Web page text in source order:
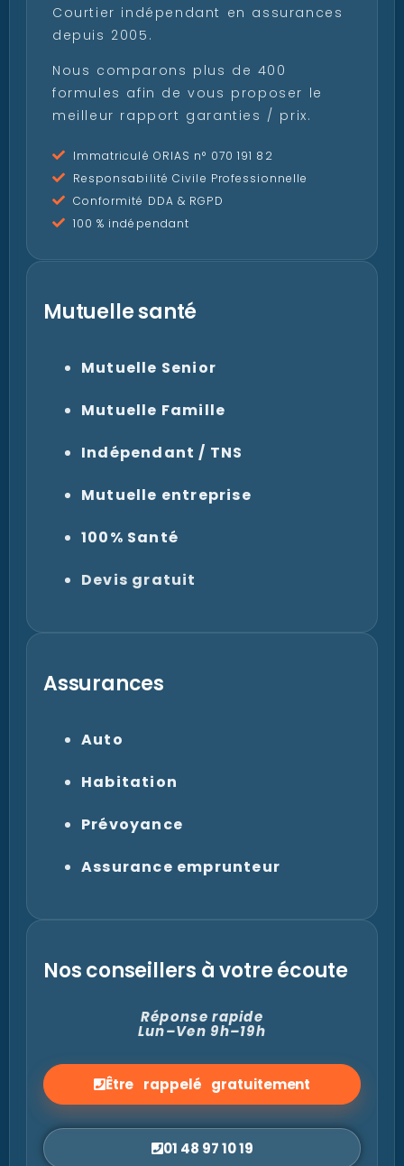
Courtier indépendant en assurances
depuis 2005.
Nous comparons plus de 400
formules afin de vous proposer le
meilleur rapport garanties / prix.
Immatriculé ORIAS n° 070 191 82
Responsabilité Civile Professionnelle
Conformité DDA & RGPD
100 % indépendant
Mutuelle santé
Mutuelle Senior
Mutuelle Famille
Indépendant / TNS
Mutuelle entreprise
100% Santé
Devis gratuit
Assurances
Auto
Habitation
Prévoyance
Assurance emprunteur
Nos conseillers à votre écoute
Réponse rapide
Lun–Ven 9h–19h
Être rappelé gratuitement
01 48 97 10 19